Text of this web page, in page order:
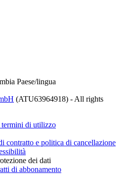
Paese/lingua
(ATU63964918) - All rights
di utilizzo
contratto e politica di cancellazione
dei dati
di abbonamento